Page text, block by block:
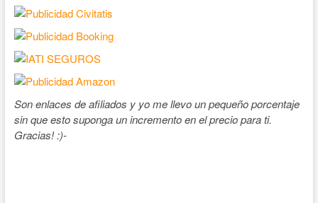
Son enlaces de afiliados y yo me llevo un pequeño porcentaje
sin que esto suponga un incremento en el precio para ti.
Gracias! :)-